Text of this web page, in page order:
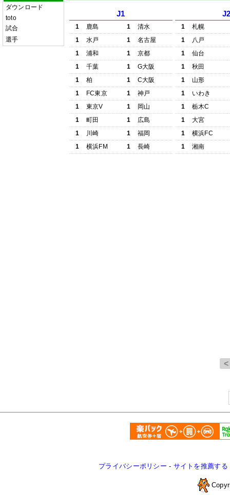
ダウンロード
toto
試合
選手
J1
1 鹿島 1
清水
1
水戸 1
名古屋
1
浦和 1
京都
1
千葉 1
G大阪
1
柏 1
C大阪
1
FC東京 1
神戸
1
東京V 1
岡山
1
町田 1
広島
1
川崎 1
福岡
1
横浜FM 1 長崎
1
札幌
1
八戸
1
仙台
1
秋田
1
山形
1
いわき
1
栃木C
1
大宮
1
横浜FC
1
湘南
プライバシーポリシー - サイトを推薦する